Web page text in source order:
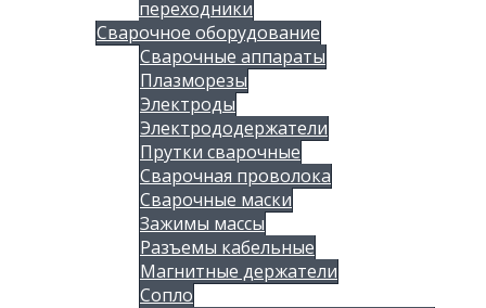
переходники
Сварочное оборудование
Сварочные аппараты
Плазморезы
Электроды
Электрододержатели
Прутки сварочные
Сварочная проволока
Сварочные маски
Зажимы массы
Разъемы кабельные
Магнитные держатели
Сопло